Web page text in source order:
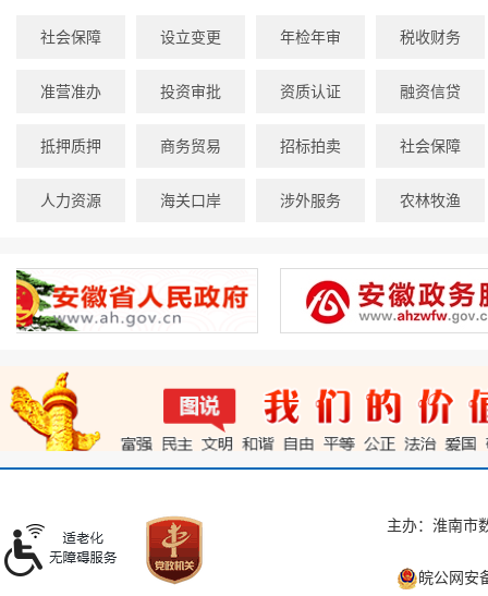
社会保障 设立变更 年检年审 税收财务
准营准办 投资审批 资质认证 融资信贷
抵押质押 商务贸易 招标拍卖 社会保障
人力资源 海关口岸 涉外服务 农林牧渔
主办：淮南市
皖公网安